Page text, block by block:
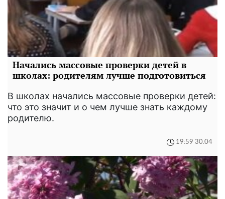
Начались массовые проверки детей в
школах: родителям лучше подготовиться
В школах начались массовые проверки детей:
что это значит и о чем лучше знать каждому
родителю.
19:59 30.04